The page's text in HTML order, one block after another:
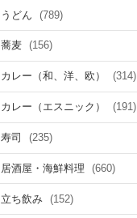
うどん (789)
蕎麦 (156)
カレー（和、洋、欧） (314)
カレー（エスニック） (191)
寿司 (235)
居酒屋・海鮮料理 (660)
立ち飲み (152)